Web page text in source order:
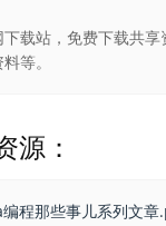
下载站，免费下载共
等。
源：
编程那些事儿系列文